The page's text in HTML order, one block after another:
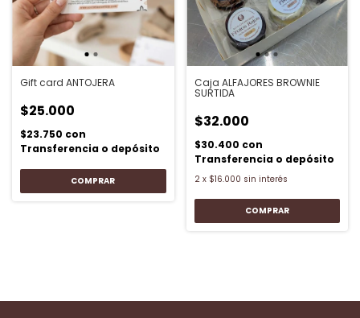
Gift card ANTOJERA
$25.000
$23.750 con
Transferencia o depósito
COMPRAR
Caja ALFAJORES BROWNIE
SURTIDA
$32.000
$30.400 con
Transferencia o depósito
2 x $16.000 sin interés